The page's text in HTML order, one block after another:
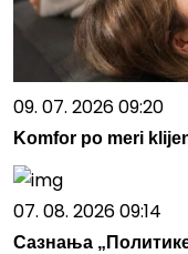
09. 07. 2026 09:20
Komfor po meri
07. 08. 2026 09:14
Сазнања